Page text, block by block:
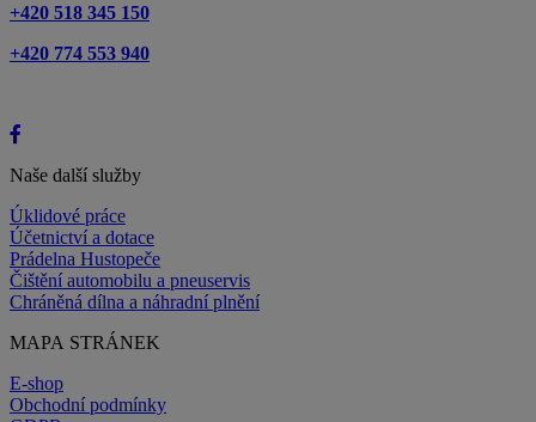
+420 518 345 150
+420 774 553 940
Naše další služby
Úklidové práce
Účetnictví a dotace
Prádelna Hustopeče
Čištění automobilu a pneuservis
Chráněná dílna a náhradní plnění
MAPA STRÁNEK
E-shop
Obchodní podmínky